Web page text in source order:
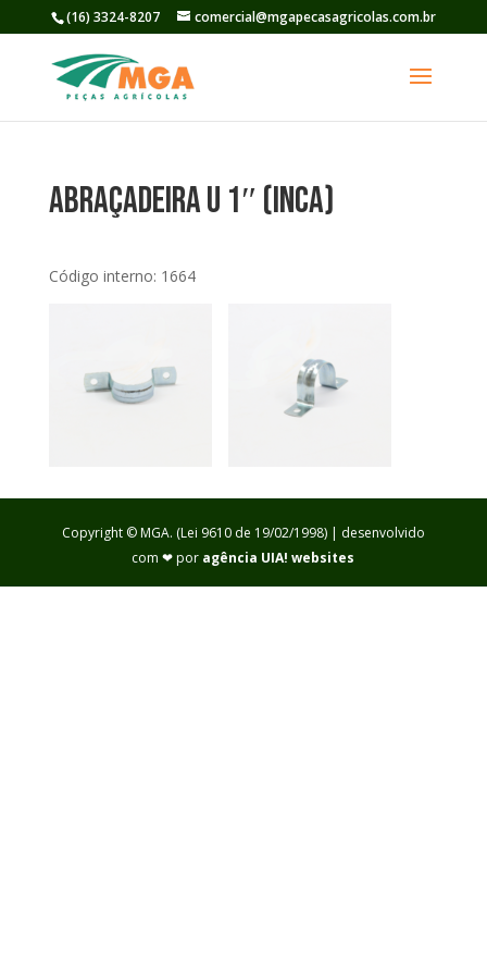
(16) 3324-8207 comercial@mgapecasagricolas.com.br
Abraçadeira U 1″ (Inca)
Código interno: 1664
Copyright © MGA. (Lei 9610 de 19/02/1998) | desenvolvido
com ❤ por agência UIA! websites